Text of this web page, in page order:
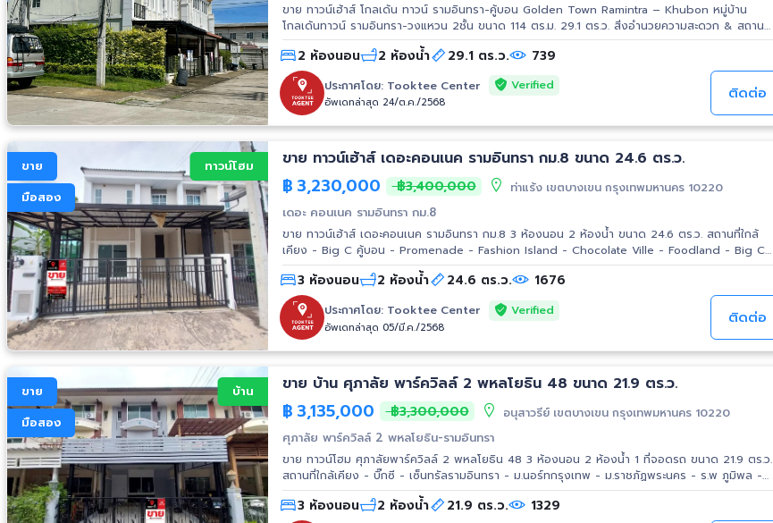
ขาย ทาวน์เฮ้าส์ โกลเด้น ทาวน์ รามอินทรา-คู้บอน Golden Town Ramintra – Khubon หมู่บ้าน
โกลเด้นทาวน์ รามอินทรา-วงแหวน 2ชั้น ขนาด 114 ตร.ม. 29.1 ตร.ว. สิ่งอำนวยความสะดวก & สถานที่
ใกล้เคียง - คลับเฮ้าส์ - สวนสาธารณะ - กล้องวงจรปิด - ฟิตเนส - รักษาความปลอดภัย 24 ชม. -
สระว่ายน้ำ สถานที่ใกล้เคียง - ใกล้แฟชั่นไอส์แลนด์ - สวนสยาม - โรงเรียนวัดคู้บอน - โรงเรียนสาธิต
พัฒนา - โรงเรียนบดินทร์เดชา2 - โรงเรียนสตรีวิทยา2 - โรงพยาบาลสินแพทย์ - โรงพยาบาล
พญาไทนวมินทร์ การเดินทางสะดวก เข้า-ออกได้ทั้ง ถนนรามอินทรา ถนนคู้บอน ถนนเลียบวงแหวน
กาญจนา ใกล้ทางขึ้นลงวงแหวนบางนา บางปะอิน ใกล้ทางด่วน
2 ห้องนอน 2 ห้องน้ำ 29.1 ตร.ว. 739
ประกาศโดย: Tooktee Center Verified
อัพเดทล่าสุด 24/ต.ค./2568 ติดต่อ
ขาย
มือสอง
ทาวน์โฮม ขาย ทาวน์เฮ้าส์ เดอะคอนเนค รามอินทรา กม.8 ขนาด 24.6 ตร.ว.
฿ 3,230,000 ฿3,400,000 ท่าแร้ง เขตบางเขน กรุงเทพมหานคร 10220
เดอะ คอนเนค รามอินทรา กม.8
ขาย ทาวน์เฮ้าส์ เดอะคอนเนค รามอินทรา กม.8 3 ห้องนอน 2 ห้องน้ำ ขนาด 24.6 ตร.ว. สถานที่ใกล้
เคียง - Big C คู้บอน - Promenade - Fashion Island - Chocolate Ville - Foodland - Big C
รามอินทรา - Central รามอินทรา - มหาวิทยาลัยเกริก - มหาวิทยาลัยศรีปทุม - มหาวิทยาลัย
เกษตรศาสตร์
3 ห้องนอน 2 ห้องน้ำ 24.6 ตร.ว. 1676
ประกาศโดย: Tooktee Center Verified
อัพเดทล่าสุด 05/มี.ค./2568 ติดต่อ
ขาย
มือสอง
บ้าน ขาย บ้าน ศุภาลัย พาร์ควิลล์ 2 พหลโยธิน 48 ขนาด 21.9 ตร.ว.
฿ 3,135,000 ฿3,300,000 อนุสาวรีย์ เขตบางเขน กรุงเทพมหานคร 10220
ศุภาลัย พาร์ควิลล์ 2 พหลโยธิน-รามอินทรา
ขาย ทาวน์โฮม ศุภาลัยพาร์ควิลล์ 2 พหลโยธิน 48 3 ห้องนอน 2 ห้องน้ำ 1 ที่จอดรถ ขนาด 21.9 ตร.ว.
สถานที่ใกล้เคียง - บิ๊กซี - เซ็นทรัลรามอินทรา - ม.นอร์ทกรุงเทพ - ม.ราชภัฏพระนคร - ร.พ ภูมิพล -
เทสโก้ โลตัส - ม.เกริก - ม.เกษตรศาสตร์ - การบินพลเรือน
3 ห้องนอน 2 ห้องน้ำ 21.9 ตร.ว. 1329